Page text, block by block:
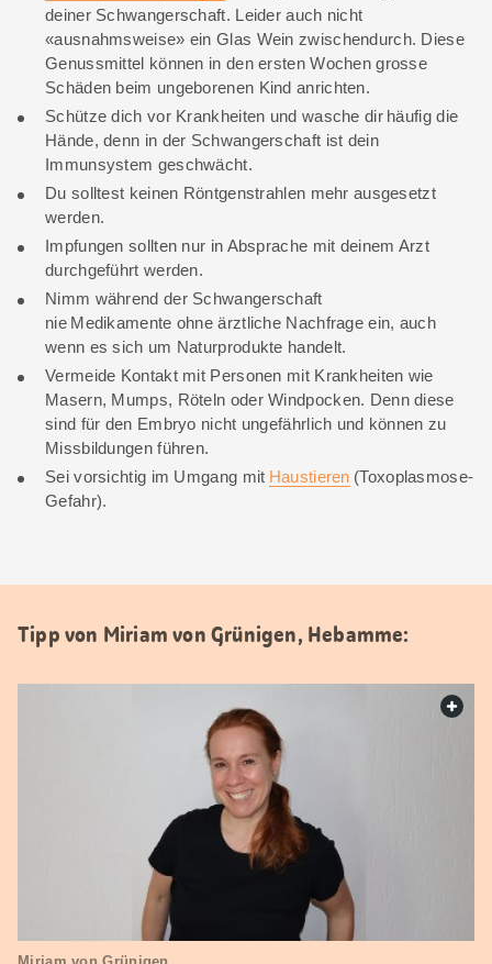
deiner Schwangerschaft. Leider auch nicht
«ausnahmsweise» ein Glas Wein zwischendurch. Diese
Genussmittel können in den ersten Wochen grosse
Schäden beim ungeborenen Kind anrichten.
Schütze dich vor Krankheiten und wasche dir häufig die
Hände, denn in der Schwangerschaft ist dein
Immunsystem geschwächt.
Du solltest keinen Röntgenstrahlen mehr ausgesetzt
werden.
Impfungen sollten nur in Absprache mit deinem Arzt
durchgeführt werden.
Nimm während der Schwangerschaft
nie Medikamente ohne ärztliche Nachfrage ein, auch
wenn es sich um Naturprodukte handelt.
Vermeide Kontakt mit Personen mit Krankheiten wie
Masern, Mumps, Röteln oder Windpocken. Denn diese
sind für den Embryo nicht ungefährlich und können zu
Missbildungen führen.
Sei vorsichtig im Umgang mit Haustieren (Toxoplasmose-
Gefahr).
Tipp von Miriam von Grünigen, Hebamme: